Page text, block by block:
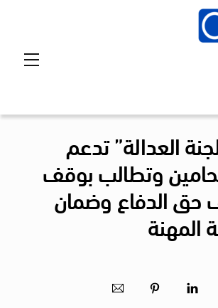
العدالة” تدعم
وتطالب بوقف
حق الدفاع وضمان
المهنة